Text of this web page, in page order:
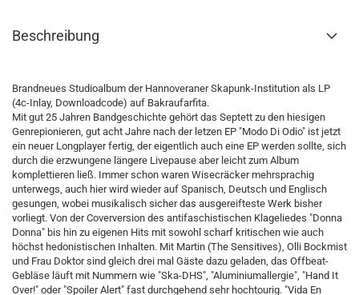
Beschreibung
Brandneues Studioalbum der Hannoveraner Skapunk-Institution als LP
(4c-Inlay, Downloadcode) auf Bakraufarfita.
Mit gut 25 Jahren Bandgeschichte gehört das Septett zu den hiesigen
Genrepionieren, gut acht Jahre nach der letzen EP "Modo Di Odio" ist jetzt
ein neuer Longplayer fertig, der eigentlich auch eine EP werden sollte, sich
durch die erzwungene längere Livepause aber leicht zum Album
komplettieren ließ. Immer schon waren Wisecräcker mehrsprachig
unterwegs, auch hier wird wieder auf Spanisch, Deutsch und Englisch
gesungen, wobei musikalisch sicher das ausgereifteste Werk bisher
vorliegt. Von der Coverversion des antifaschistischen Klageliedes "Donna
Donna" bis hin zu eigenen Hits mit sowohl scharf kritischen wie auch
höchst hedonistischen Inhalten. Mit Martin (The Sensitives), Olli Bockmist
und Frau Doktor sind gleich drei mal Gäste dazu geladen, das Offbeat-
Gebläse läuft mit Nummern wie "Ska-DHS", "Aluminiumallergie", "Hand It
Over!" oder "Spoiler Alert" fast durchgehend sehr hochtourig. "Vida En